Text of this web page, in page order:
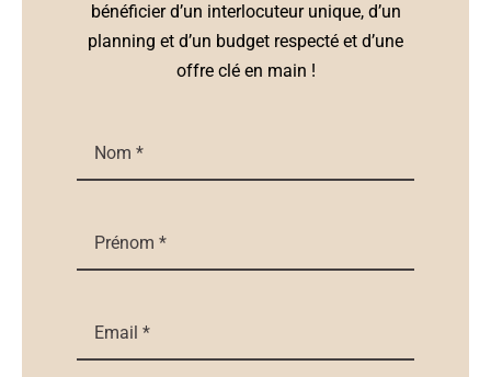
bénéficier d’un interlocuteur unique, d’un
planning et d’un budget respecté et d’une
offre clé en main !